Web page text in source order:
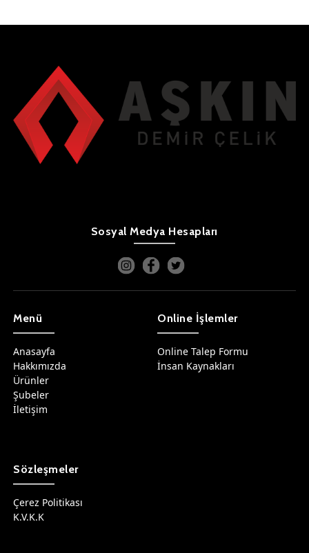
Sosyal Medya Hesapları
Menü
Anasayfa
Hakkımızda
Ürünler
Şubeler
İletişim
Online İşlemler
Online Talep Formu
İnsan Kaynakları
Sözleşmeler
Çerez Politikası
K.V.K.K